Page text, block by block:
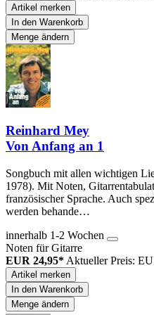
Artikel merken
In den Warenkorb
Menge ändern
Reinhard Mey
Von Anfang an 1
Songbuch mit allen wichtigen
1978). Mit Noten,
französischer Sprache. Auch
werden behande…
innerhalb 1-2 Wochen
Noten für Gitarre
EUR 24,95* Aktueller Preis:
Artikel merken
In den Warenkorb
Menge ändern